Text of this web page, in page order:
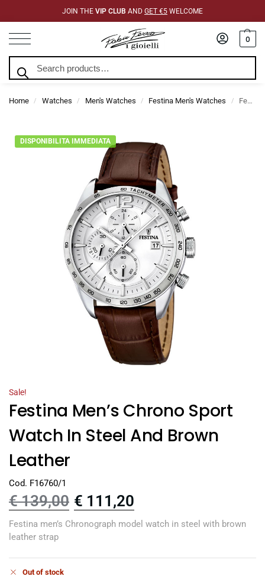
JOIN THE VIP CLUB AND GET €5 WELCOME
0
Home / Watches / Men's Watches / Festina Men's Watches / Festina Men’s Chrono Sport Watch In Steel And Brown Leather
DISPONIBILITA IMMEDIATA
Sale!
Festina Men’s Chrono Sport
Watch In Steel And Brown
Leather
Cod. F16760/1
€139,00 € 111,20
Festina men’s Chronograph model watch in steel with brown
leather strap
Out of stock